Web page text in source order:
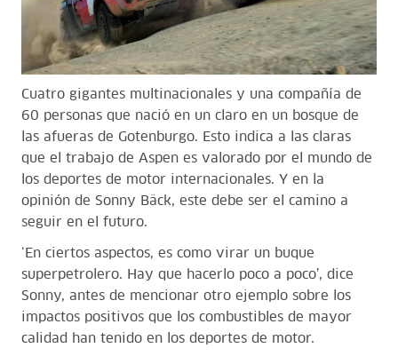
Cuatro gigantes multinacionales y una compañía de
60 personas que nació en un claro en un bosque de
las afueras de Gotenburgo. Esto indica a las claras
que el trabajo de Aspen es valorado por el mundo de
los deportes de motor internacionales. Y en la
opinión de Sonny Bäck, este debe ser el camino a
seguir en el futuro.
‘En ciertos aspectos, es como virar un buque
superpetrolero. Hay que hacerlo poco a poco’, dice
Sonny, antes de mencionar otro ejemplo sobre los
impactos positivos que los combustibles de mayor
calidad han tenido en los deportes de motor.